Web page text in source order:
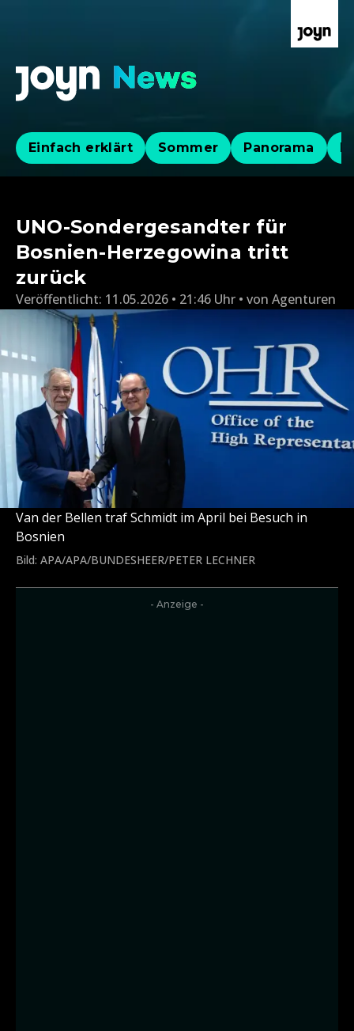
Einfach erklärt Sommer Panorama
UNO-Sondergesandter für
Bosnien-Herzegowina tritt
zurück
Veröffentlicht: 11.05.2026 • 21:46 Uhr von Agenturen
Van der Bellen traf Schmidt im April bei Besuch in
Bosnien
Bild: APA/APA/BUNDESHEER/PETER LECHNER
- Anzeige -